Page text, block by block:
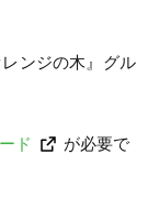
ンジの木』グル
ド
が必要で